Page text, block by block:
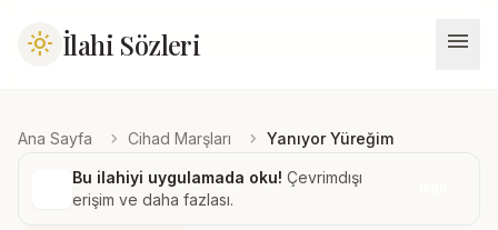
light_mode İlahi Sözleri menu
Ana Sayfa chevron_right Cihad Marşları chevron_right Yanıyor Yüreğim
Bu ilahiyi uygulamada oku! Çevrimdışı
erişim ve daha fazlası.